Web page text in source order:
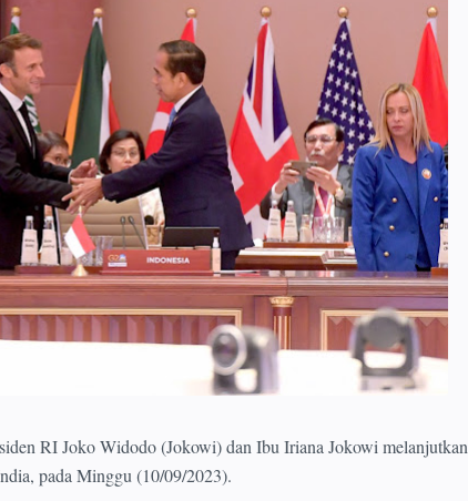
RI Joko Widodo (Jokowi) dan Ibu Iriana Jokowi melanjutkan
pada Minggu (10/09/2023).